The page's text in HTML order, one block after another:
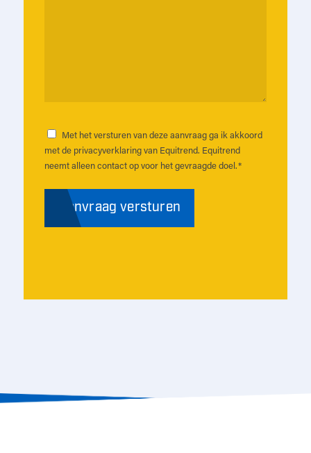
Instemming*
Met het versturen van deze aanvraag ga ik akkoord
met de privacyverklaring van Equitrend. Equitrend
neemt alleen contact op voor het gevraagde doel.*
Aanvraag versturen